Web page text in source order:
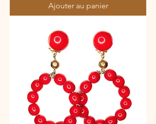
Ajouter au panier